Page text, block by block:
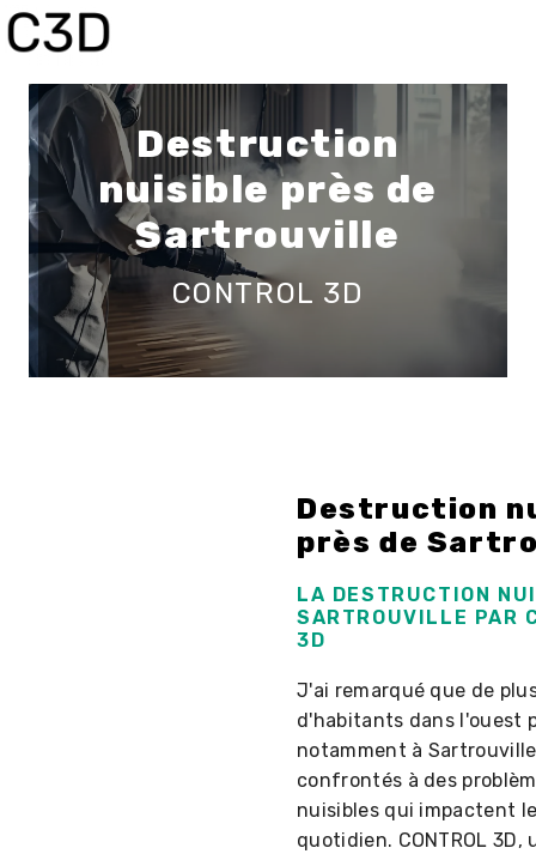
Destruction
nuisible près de
Sartrouville
CONTROL 3D
Destruction
près de
LA DESTRUCTION
SARTROUVILLE PAR
3D
J'ai remarqué que de
d'habitants dans l'ouest
notamment à
confrontés à des
nuisibles qui impactent
quotidien. CONTROL 3D,
Panneau de gestion des cookies